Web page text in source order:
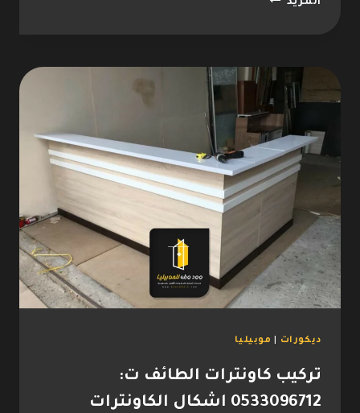
المزيد
0533096712
خزانة
ادراج
خشب
تفصيل
خزانة
خشب
الطائف
ديكورات موبيليا
تركيب كاونترات الطائف ت:
0533096712 اشكال الكاونترات